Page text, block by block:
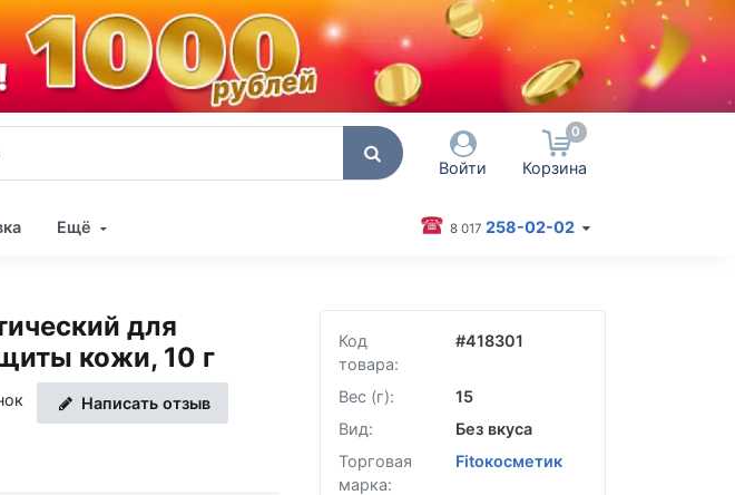
Войти
Запомнить меня
Согласен на обработку
персональных данных
Войти
0
Корзина
Ещё 8 017 258-02-02
для
кожи, 10 г
Написать отзыв
Код
товара:
#418301
Вес (г):
15
Вид:
Без вкуса
Торговая
марка:
Fitoкосметик